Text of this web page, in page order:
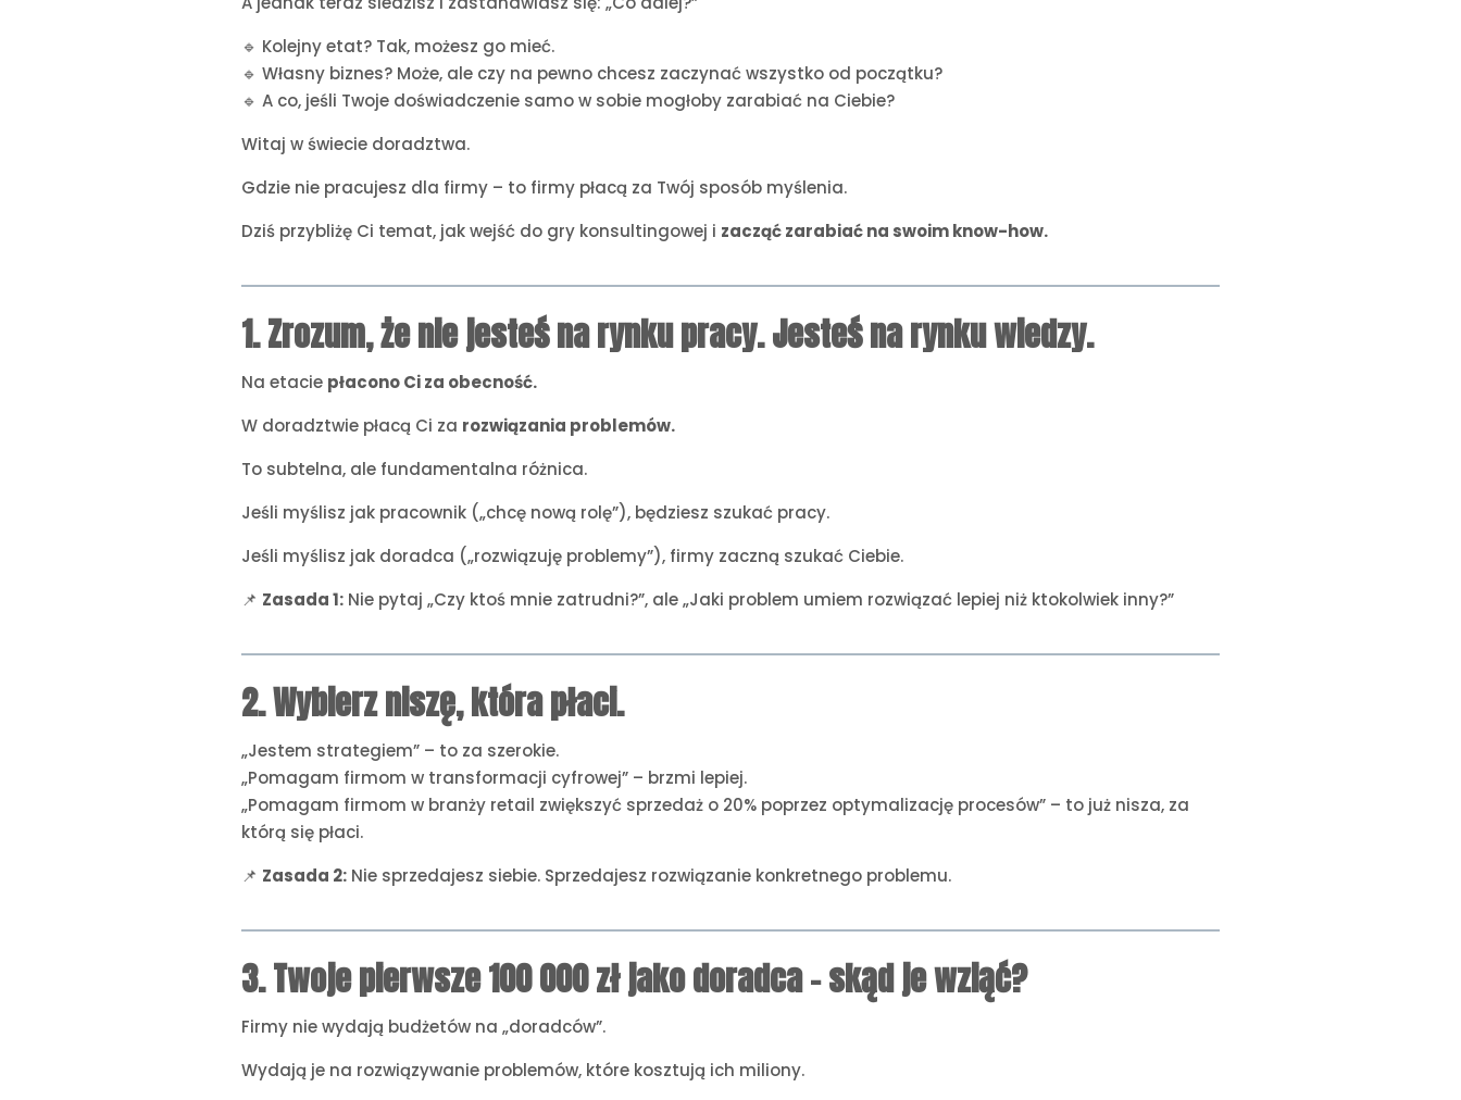
🔹 Kolejny etat? Tak, możesz go mieć.
🔹 Własny biznes? Może, ale czy na pewno chcesz zaczynać wszystko od początku?
🔹 A co, jeśli Twoje doświadczenie samo w sobie mogłoby zarabiać na Ciebie?
Witaj w świecie doradztwa.
Gdzie nie pracujesz dla firmy – to firmy płacą za Twój sposób myślenia.
Dziś przybliżę Ci temat, jak wejść do gry konsultingowej i zacząć zarabiać na swoim know-how.
1. Zrozum, że nie jesteś na rynku pracy. Jesteś na rynku wiedzy.
Na etacie płacono Ci za obecność.
W doradztwie płacą Ci za rozwiązania problemów.
To subtelna, ale fundamentalna różnica.
Jeśli myślisz jak pracownik („chcę nową rolę”), będziesz szukać pracy.
Jeśli myślisz jak doradca („rozwiązuję problemy”), firmy zaczną szukać Ciebie.
📌 Zasada 1: Nie pytaj „Czy ktoś mnie zatrudni?”, ale „Jaki problem umiem rozwiązać lepiej niż ktokolwiek inny?”
2. Wybierz niszę, która płaci.
„Jestem strategiem” – to za szerokie.
„Pomagam firmom w transformacji cyfrowej” – brzmi lepiej.
„Pomagam firmom w branży retail zwiększyć sprzedaż o 20% poprzez optymalizację procesów” – to już nisza, za
którą się płaci.
📌 Zasada 2: Nie sprzedajesz siebie. Sprzedajesz rozwiązanie konkretnego problemu.
3. Twoje pierwsze 100 000 zł jako doradca – skąd je wziąć?
Firmy nie wydają budżetów na „doradców”.
Wydają je na rozwiązywanie problemów, które kosztują ich miliony.